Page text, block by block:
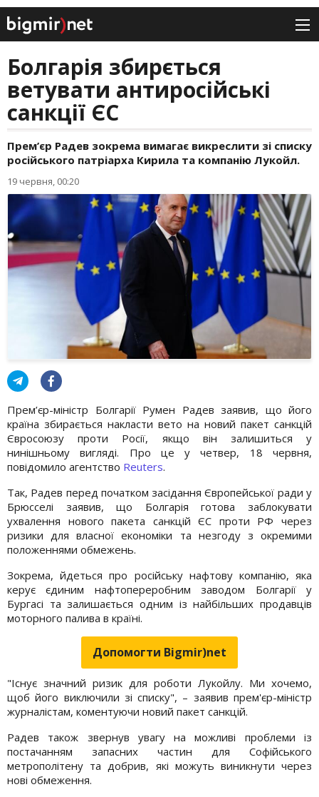
Болгарія збирється
ветувати антиросійські
санкції ЄС
Прем’єр Радев зокрема вимагає викреслити зі списку
російського патріарха Кирила та компанію Лукойл.
19 червня, 00:20
Прем’єр-міністр Болгарії Румен Радев заявив, що його
країна збирається накласти вето на новий пакет санкцій
Євросоюзу проти Росії, якщо він залишиться у
нинішньому вигляді. Про це у четвер, 18 червня,
повідомило агентство Reuters.
Так, Радев перед початком засідання Європейської ради у
Брюсселі заявив, що Болгарія готова заблокувати
ухвалення нового пакета санкцій ЄС проти РФ через
ризики для власної економіки та незгоду з окремими
положеннями обмежень.
Зокрема, йдеться про російську нафтову компанію, яка
керує єдиним нафтопереробним заводом Болгарії у
Бургасі та залишається одним із найбільших продавців
моторного палива в країні.
Допомогти Bigmir)net
"Існує значний ризик для роботи Лукойлу. Ми хочемо,
щоб його виключили зі списку", – заявив прем'єр-міністр
журналістам, коментуючи новий пакет санкцій.
Радев також звернув увагу на можливі проблеми із
постачанням запасних частин для Софійського
метрополітену та добрив, які можуть виникнути через
нові обмеження.